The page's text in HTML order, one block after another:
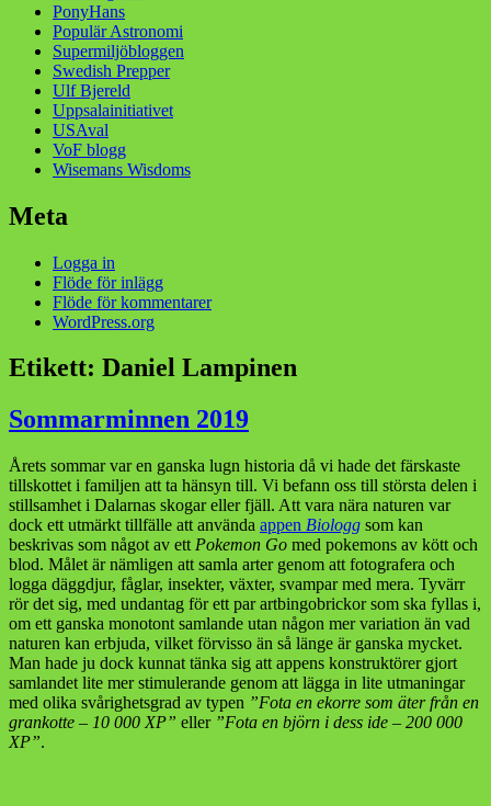
PonyHans
Populär Astronomi
Supermiljöbloggen
Swedish Prepper
Ulf Bjereld
Uppsalainitiativet
USAval
VoF blogg
Wisemans Wisdoms
Meta
Logga in
Flöde för inlägg
Flöde för kommentarer
WordPress.org
Etikett: Daniel Lampinen
Sommarminnen 2019
Årets sommar var en ganska lugn historia då vi hade det färskaste
tillskottet i familjen att ta hänsyn till. Vi befann oss till största delen i
stillsamhet i Dalarnas skogar eller fjäll. Att vara nära naturen var
dock ett utmärkt tillfälle att använda appen Biologg som kan
beskrivas som något av ett Pokemon Go med pokemons av kött och
blod. Målet är nämligen att samla arter genom att fotografera och
logga däggdjur, fåglar, insekter, växter, svampar med mera. Tyvärr
rör det sig, med undantag för ett par artbingobrickor som ska fyllas i,
om ett ganska monotont samlande utan någon mer variation än vad
naturen kan erbjuda, vilket förvisso än så länge är ganska mycket.
Man hade ju dock kunnat tänka sig att appens konstruktörer gjort
samlandet lite mer stimulerande genom att lägga in lite utmaningar
med olika svårighetsgrad av typen ”Fota en ekorre som äter från en
grankotte – 10 000 XP” eller ”Fota en björn i dess ide – 200 000
XP”.